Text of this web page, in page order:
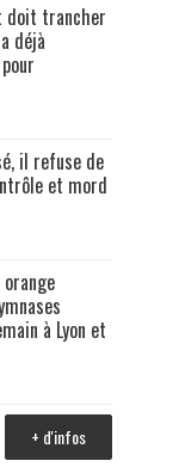
doit trancher
déjà
il refuse de
et mord
à Lyon et
+ d'infos